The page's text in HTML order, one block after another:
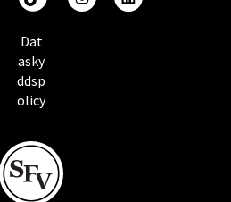
Dat
asky
ddsp
olicy